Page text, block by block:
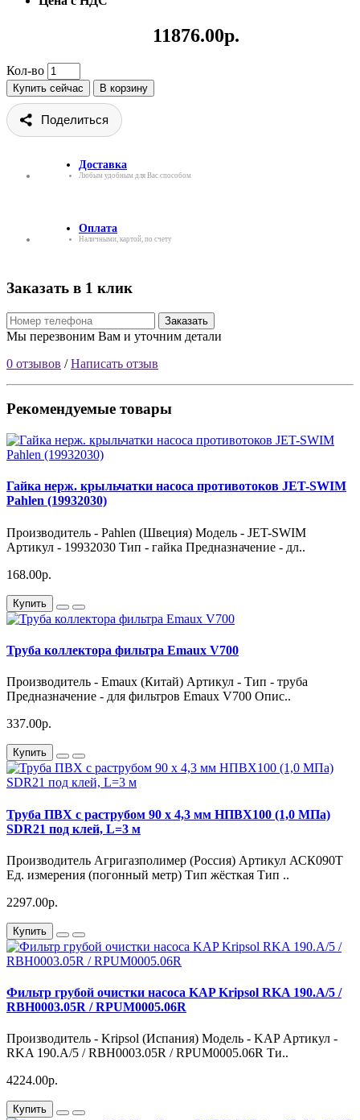
11876.00р.
Кол-во
Купить сейчас В корзину
Поделиться
Доставка
Любым удобным для Вас способом
Оплата
Наличными, картой, по счету
Заказать в 1 клик
Заказать
Мы перезвоним Вам и уточним детали
0 отзывов /Написать отзыв
Рекомендуемые товары
Гайка нерж. крыльчатки насоса противотоков JET-SWIM
Pahlen (19932030)
Производитель - Pahlen (Швеция) Модель - JET-SWIM
Артикул - 19932030 Тип - гайка Предназначение - дл..
168.00р.
Купить
Труба коллектора фильтра Emaux V700
Производитель - Emaux (Китай) Артикул - Тип - труба
Предназначение - для фильтров Emaux V700 Опис..
337.00р.
Купить
Труба ПВХ с раструбом 90 х 4,3 мм НПВХ100 (1,0 МПа)
SDR21 под клей, L=3 м
Производитель Агригазполимер (Россия) Артикул АСК090Т
Ед. измерения (погонный метр) Тип жёсткая Тип ..
2297.00р.
Купить
Фильтр грубой очистки насоса KAP Kripsol RKA 190.A/5 /
RBH0003.05R / RPUM0005.06R
Производитель - Kripsol (Испания) Модель - KAP Артикул -
RKA 190.A/5 / RBH0003.05R / RPUM0005.06R Ти..
4224.00р.
Купить